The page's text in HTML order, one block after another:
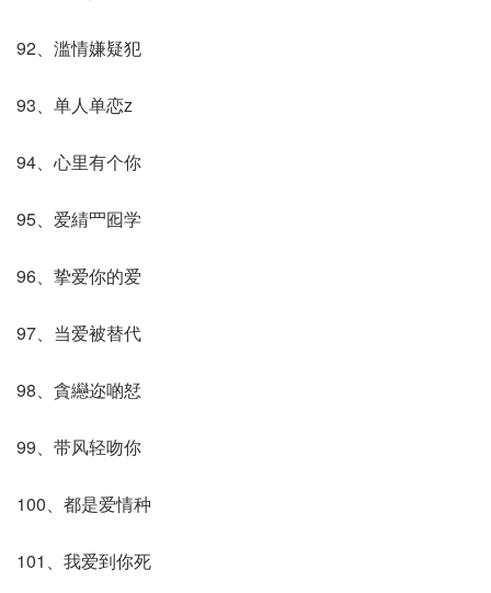
92、滥情嫌疑犯
93、单人单恋z
94、心里有个你
95、爱綪罒囮学
96、挚爱你的爱
97、当爱被替代
98、貪纞迩啲恏
99、带风轻吻你
100、都是爱情种
101、我爱到你死